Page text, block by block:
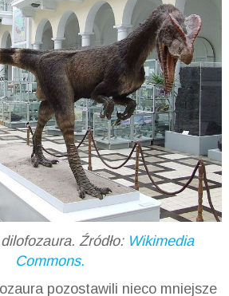
Źródło: Wikimedia
Commons.
pozostawili nieco mniejsze